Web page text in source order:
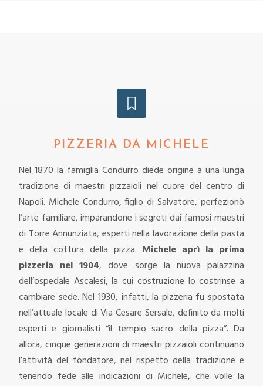
PIZZERIA DA MICHELE
Nel 1870 la famiglia Condurro diede origine a una lunga
tradizione di maestri pizzaioli nel cuore del centro di
Napoli. Michele Condurro, figlio di Salvatore, perfezionò
l’arte familiare, imparandone i segreti dai famosi maestri
di Torre Annunziata, esperti nella lavorazione della pasta
e della cottura della pizza. Michele aprì la prima
pizzeria nel 1904, dove sorge la nuova palazzina
dell’ospedale Ascalesi, la cui costruzione lo costrinse a
cambiare sede. Nel 1930, infatti, la pizzeria fu spostata
nell’attuale locale di Via Cesare Sersale, definito da molti
esperti e giornalisti “il tempio sacro della pizza”. Da
allora, cinque generazioni di maestri pizzaioli continuano
l’attività del fondatore, nel rispetto della tradizione e
tenendo fede alle indicazioni di Michele, che volle la